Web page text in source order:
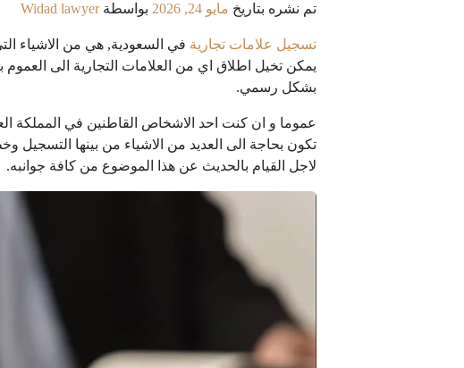
تم نشره بتاريخ مايو 24, 2026 بواسطةWidad lawyer
تسجيل علامات تجارية في السعودية, هي من الاشياء
يمكن تخيل اطلاق اي من العلامات التجارية الى
بشكل رسمي.
عموما و ان كنت احد الاشخاص القاطنين في المملكة
تكون بحاجة الى العديد من الاشياء من بينها
لاجل القيام بالحديث عن هذا الموضوع من كافة جوانبه.